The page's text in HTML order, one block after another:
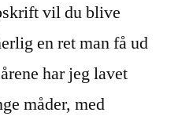
vil du blive
en ret man få ud
har jeg lavet
måder, med